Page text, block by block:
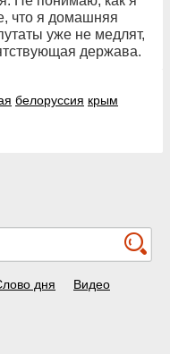
что я домашняя
уже не медлят,
держава.
белоруссия крым
дня Видео